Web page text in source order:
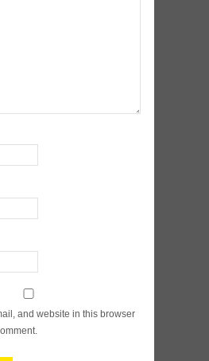
and website in this browser